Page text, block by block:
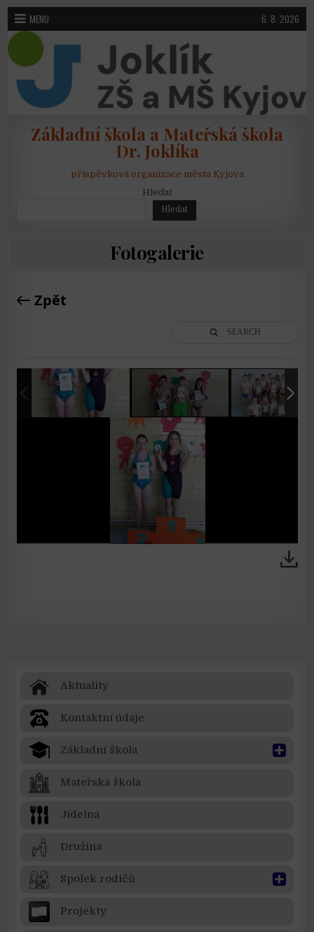
Skip to content
MENU 6. 8. 2026
Základní škola a Mateřská škola
Dr. Joklíka
příspěvková organizace města Kyjova
Hledat
Hledat
Fotogalerie
Zpět
SEARCH
Aktuality
Kontaktní údaje
Základní škola
Mateřská škola
Jídelna
Družina
Spolek rodičů
Projekty